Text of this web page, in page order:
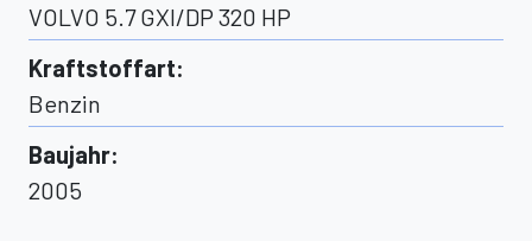
VOLVO 5.7 GXI/DP 320 HP
Kraftstoffart:
Benzin
Baujahr:
2005